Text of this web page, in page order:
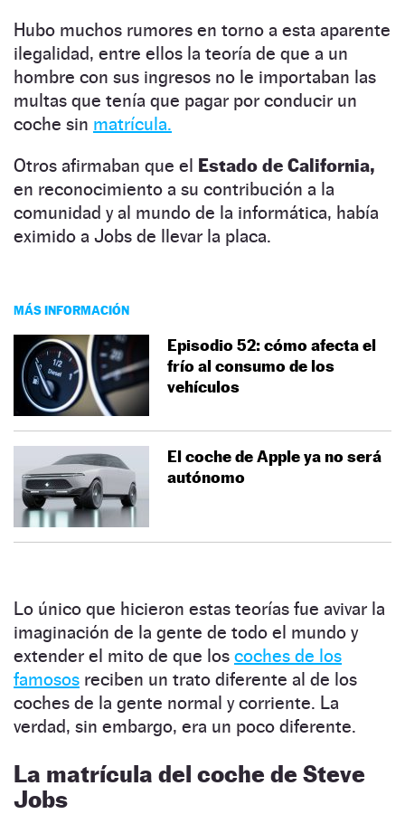
Hubo muchos rumores en torno a esta aparente
ilegalidad, entre ellos la teoría de que a un
hombre con sus ingresos no le importaban las
multas que tenía que pagar por conducir un
coche sin matrícula.
Otros afirmaban que el Estado de California,
en reconocimiento a su contribución a la
comunidad y al mundo de la informática, había
eximido a Jobs de llevar la placa.
MÁS INFORMACIÓN
Episodio 52: cómo afecta el
frío al consumo de los
vehículos
El coche de Apple ya no será
autónomo
Lo único que hicieron estas teorías fue avivar la
imaginación de la gente de todo el mundo y
extender el mito de que los coches de los
famosos reciben un trato diferente al de los
coches de la gente normal y corriente. La
verdad, sin embargo, era un poco diferente.
La matrícula del coche de Steve
Jobs